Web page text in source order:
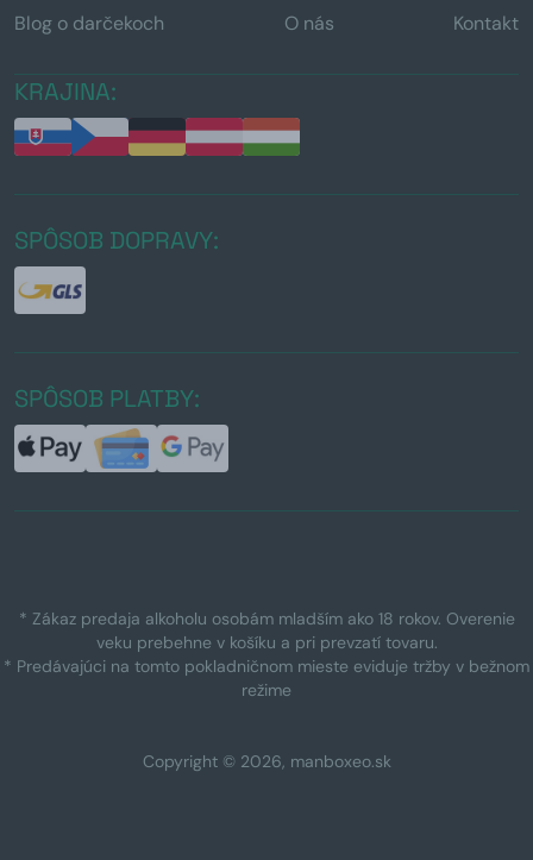
Blog o darčekoch O nás Kontakt
KRAJINA:
SPÔSOB DOPRAVY:
SPÔSOB PLATBY:
* Zákaz predaja alkoholu osobám mladším ako 18 rokov. Overenie
veku prebehne v košíku a pri prevzatí tovaru.
* Predávajúci na tomto pokladničnom mieste eviduje tržby v bežnom
režime
Copyright © 2026, manboxeo.sk